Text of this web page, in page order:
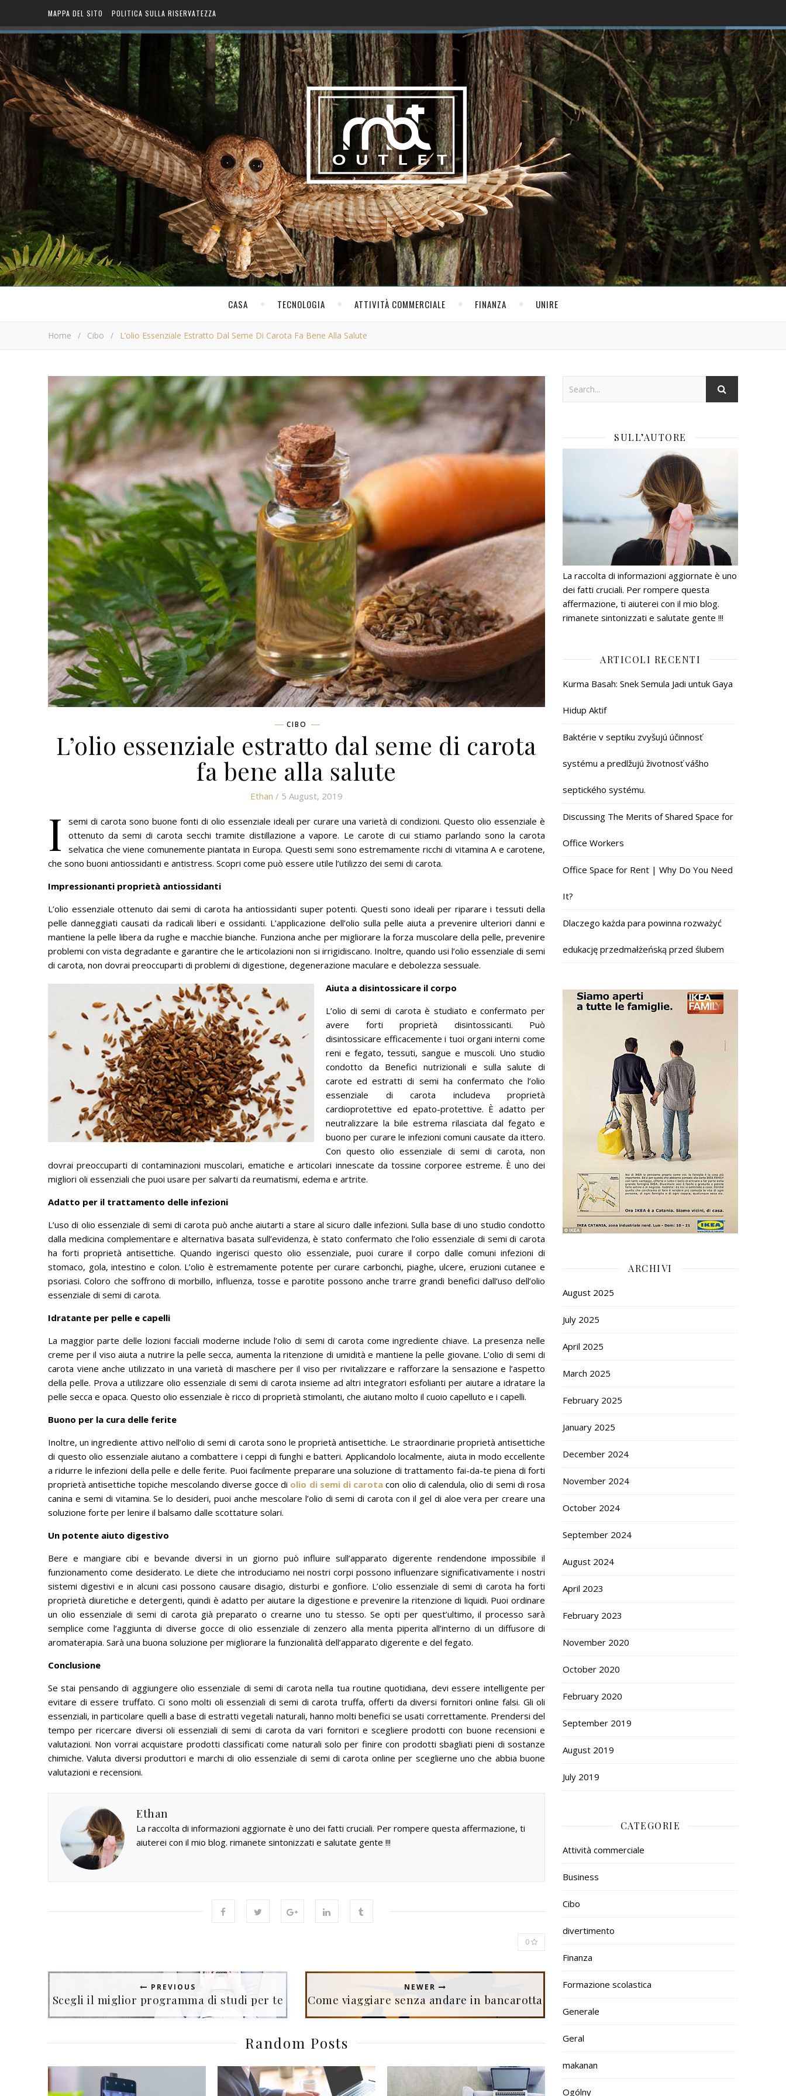
MAPPA DEL SITO POLITICA SULLA RISERVATEZZA
CASA TECNOLOGIA ATTIVITÀ COMMERCIALE FINANZA UNIRE
Home / Cibo / L’olio Essenziale Estratto Dal Seme Di Carota Fa Bene Alla Salute
CIBO
L’olio essenziale estratto dal seme di carota
fa bene alla salute
Ethan / 5 August, 2019
I semi di carota sono buone fonti di olio essenziale ideali per curare una varietà di condizioni.Questo olio essenziale è
ottenuto da semi di carota secchi tramite distillazione a vapore. Le carote di cui stiamo parlando sono la carota
selvatica che viene comunemente piantata in Europa. Questi semi sono estremamente ricchi di vitamina A e carotene,
che sono buoni antiossidanti e antistress. Scopri come può essere utile l’utilizzo dei semi di carota.
Impressionanti proprietà antiossidanti
L’olio essenziale ottenuto dai semi di carota ha antiossidanti super potenti. Questi sono ideali per riparare i tessuti della
pelle danneggiati causati da radicali liberi e ossidanti. L’applicazione dell’olio sulla pelle aiuta a prevenire ulteriori danni e
mantiene la pelle libera da rughe e macchie bianche. Funziona anche per migliorare la forza muscolare della pelle, prevenire
problemi con vista degradante e garantire che le articolazioni non si irrigidiscano. Inoltre, quando usi l’olio essenziale di semi
di carota, non dovrai preoccuparti di problemi di digestione, degenerazione maculare e debolezza sessuale.
Aiuta a disintossicare il corpo
L’olio di semi di carota è studiato e confermato per
avere forti proprietà disintossicanti. Può
disintossicare efficacemente i tuoi organi interni come
reni e fegato, tessuti, sangue e muscoli. Uno studio
condotto da Benefici nutrizionali e sulla salute di
carote ed estratti di semi ha confermato che l’olio
essenziale di carota includeva proprietà
cardioprotettive ed epato-protettive. È adatto per
neutralizzare la bile estrema rilasciata dal fegato e
buono per curare le infezioni comuni causate da ittero.
Con questo olio essenziale di semi di carota, non
dovrai preoccuparti di contaminazioni muscolari, ematiche e articolari innescate da tossine corporee estreme. È uno dei
migliori oli essenziali che puoi usare per salvarti da reumatismi, edema e artrite.
Adatto per il trattamento delle infezioni
L’uso di olio essenziale di semi di carota può anche aiutarti a stare al sicuro dalle infezioni.Sulla base di uno studio condotto
dalla medicina complementare e alternativa basata sull’evidenza, è stato confermato che l’olio essenziale di semi di carota
ha forti proprietà antisettiche.Quando ingerisci questo olio essenziale, puoi curare il corpo dalle comuni infezioni di
stomaco, gola, intestino e colon. L’olio è estremamente potente per curare carbonchi, piaghe, ulcere, eruzioni cutanee e
psoriasi.Coloro che soffrono di morbillo, influenza, tosse e parotite possono anche trarre grandi benefici dall’uso dell’olio
essenziale di semi di carota.
Idratante per pelle e capelli
La maggior parte delle lozioni facciali moderne include l’olio di semi di carota come ingrediente chiave. La presenza nelle
creme per il viso aiuta a nutrire la pelle secca, aumenta la ritenzione di umidità e mantiene la pelle giovane. L’olio di semi di
carota viene anche utilizzato in una varietà di maschere per il viso per rivitalizzare e rafforzare la sensazione e l’aspetto
della pelle. Prova a utilizzare olio essenziale di semi di carota insieme ad altri integratori esfolianti per aiutare a idratare la
pelle secca e opaca. Questo olio essenziale è ricco di proprietà stimolanti, che aiutano molto il cuoio capelluto e i capelli.
Buono per la cura delle ferite
Inoltre, un ingrediente attivo nell’olio di semi di carota sono le proprietà antisettiche. Le straordinarie proprietà antisettiche
di questo olio essenziale aiutano a combattere i ceppi di funghi e batteri. Applicandolo localmente, aiuta in modo eccellente
a ridurre le infezioni della pelle e delle ferite. Puoi facilmente preparare una soluzione di trattamento fai-da-te piena di forti
proprietà antisettiche topiche mescolando diverse gocce di olio di semi di carota con olio di calendula, olio di semi di rosa
canina e semi di vitamina.Se lo desideri, puoi anche mescolare l’olio di semi di carota con il gel di aloe vera per creare una
soluzione forte per lenire il balsamo dalle scottature solari.
Un potente aiuto digestivo
Bere e mangiare cibi e bevande diversi in un giorno può influire sull’apparato digerente rendendone impossibile il
funzionamento come desiderato. Le diete che introduciamo nei nostri corpi possono influenzare significativamente i nostri
sistemi digestivi e in alcuni casi possono causare disagio, disturbi e gonfiore. L’olio essenziale di semi di carota ha forti
proprietà diuretiche e detergenti, quindi è adatto per aiutare la digestione e prevenire la ritenzione di liquidi. Puoi ordinare
un olio essenziale di semi di carota già preparato o crearne uno tu stesso.Se opti per quest’ultimo, il processo sarà
semplice come l’aggiunta di diverse gocce di olio essenziale di zenzero alla menta piperita all’interno di un diffusore di
aromaterapia. Sarà una buona soluzione per migliorare la funzionalità dell’apparato digerente e del fegato.
Conclusione
Se stai pensando di aggiungere olio essenziale di semi di carota nella tua routine quotidiana, devi essere intelligente per
evitare di essere truffato.Ci sono molti oli essenziali di semi di carota truffa, offerti da diversi fornitori online falsi. Gli oli
essenziali, in particolare quelli a base di estratti vegetali naturali, hanno molti benefici se usati correttamente. Prendersi del
tempo per ricercare diversi oli essenziali di semi di carota da vari fornitori e scegliere prodotti con buone recensioni e
valutazioni. Non vorrai acquistare prodotti classificati come naturali solo per finire con prodotti sbagliati pieni di sostanze
chimiche. Valuta diversi produttori e marchi di olio essenziale di semi di carota online per sceglierne uno che abbia buone
valutazioni e recensioni.
Ethan
La raccolta di informazioni aggiornate è uno dei fatti cruciali. Per rompere questa affermazione, ti
aiuterei con il mio blog. rimanete sintonizzati e salutate gente !!!
0
PREVIOUS
Scegli il miglior programma di studi per te
NEWER
Come viaggiare senza andare in bancarotta
Random Posts
SULL’AUTORE
La raccolta di informazioni aggiornate è uno
dei fatti cruciali. Per rompere questa
affermazione, ti aiuterei con il mio blog.
rimanete sintonizzati e salutate gente !!!
ARTICOLI RECENTI
Kurma Basah: Snek Semula Jadi untuk Gaya
Hidup Aktif
Baktérie v septiku zvyšujú účinnosť
systému a predlžujú životnosť vášho
septického systému.
Discussing The Merits of Shared Space for
Office Workers
Office Space for Rent | Why Do You Need
It?
Dlaczego każda para powinna rozważyć
edukację przedmałżeńską przed ślubem
ARCHIVI
August 2025
July 2025
April 2025
March 2025
February 2025
January 2025
December 2024
November 2024
October 2024
September 2024
August 2024
April 2023
February 2023
November 2020
October 2020
February 2020
September 2019
August 2019
July 2019
CATEGORIE
Attività commerciale
Business
Cibo
divertimento
Finanza
Formazione scolastica
Generale
Geral
makanan
Ogólny